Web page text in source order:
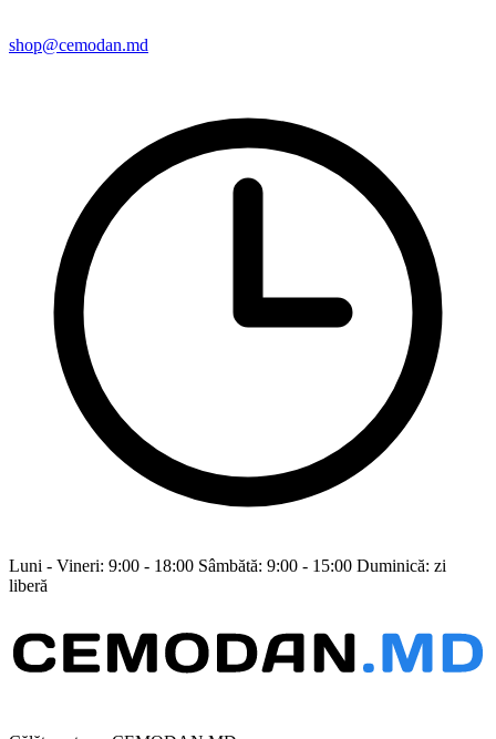
shop@cemodan.md
Luni - Vineri: 9:00 - 18:00 Sâmbătă: 9:00 - 15:00 Duminică: zi
liberă